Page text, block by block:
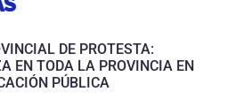
DE PROTESTA:
EN TODA LA PROVINCIA EN
PÚBLICA